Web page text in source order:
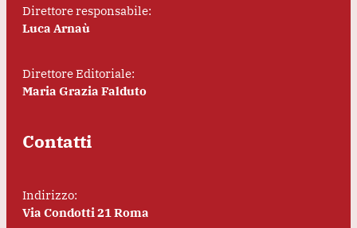
Direttore responsabile:
Luca Arnaù
Direttore Editoriale:
Maria Grazia Falduto
Contatti
Indirizzo:
Via Condotti 21 Roma